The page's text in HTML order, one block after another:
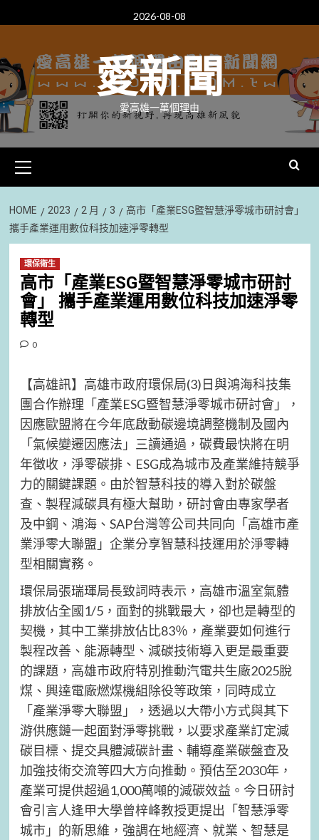
to
2026-08-08
愛新聞
愛高雄一萬個理由
Menu
HOME 2023 2 月 3
高市「產業ESG暨智慧淨零城市研討會」
攜手產業運用數位科技加速淨零轉型
環保衛生
高市「產業ESG暨智慧淨零城市研討
會」 攜手產業運用數位科技加速淨零
轉型
0
【高雄訊】高雄市政府環保局(3)日與鴻海科技集
團合作辦理「產業ESG暨智慧淨零城市研討會」，
因應歐盟將在今年底啟動碳邊境調整機制及國內
「氣候變遷因應法」三讀通過，碳費最快將在明
年徵收，淨零碳排、ESG成為城市及產業維持競爭
力的關鍵課題。由於智慧科技的導入對於碳盤
查、製程減碳具有極大幫助，研討會由專家學者
及中鋼、鴻海、SAP台灣等公司共同向「高雄市產
業淨零大聯盟」企業分享智慧科技運用於淨零轉
型相關實務。
環保局張瑞琿局長致詞時表示，高雄市溫室氣體
排放佔全國1/5，面對的挑戰最大，卻也是轉型的
契機，其中工業排放佔比83％，產業要如何進行
製程改善、能源轉型、減碳技術導入更是最重要
的課題，高雄市政府特別推動汽電共生廠2025脫
煤、興達電廠燃煤機組除役等政策，同時成立
「產業淨零大聯盟」，透過以大帶小方式與其下
游供應鏈一起面對淨零挑戰，以要求產業訂定減
碳目標、提交具體減碳計畫、輔導產業碳盤查及
加強技術交流等四大方向推動。預估至2030年，
產業可提供超過1,000萬噸的減碳效益。今日研討
會引言人逢甲大學曾梓峰教授更提出「智慧淨零
城市」的新思維，強調在地經濟、就業、智慧是